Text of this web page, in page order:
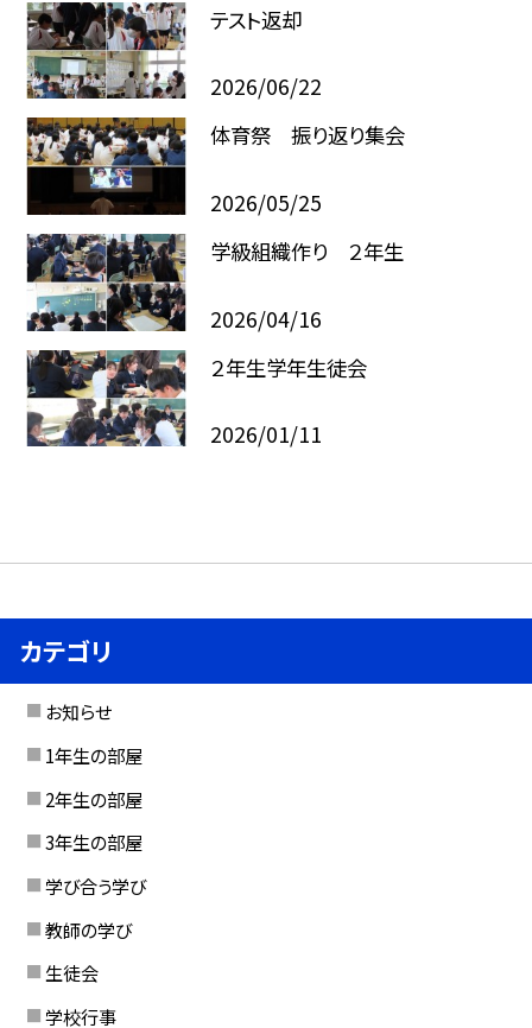
テスト返却
2026/06/22
体育祭 振り返り集会
2026/05/25
学級組織作り ２年生
2026/04/16
２年生学年生徒会
2026/01/11
カテゴリ
お知らせ
1年生の部屋
2年生の部屋
3年生の部屋
学び合う学び
教師の学び
生徒会
学校行事